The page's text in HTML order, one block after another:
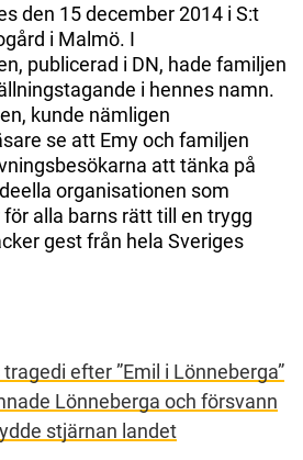
den 15 december 2014 i S:t
i Malmö. I
publicerad i DN, hade familjen
i hennes namn.
kunde nämligen
se att Emy och familjen
att tänka på
organisationen som
alla barns rätt till en trygg
gest från hela Sveriges
efter ”Emil i Lönneberga”
Lönneberga och försvann
stjärnan landet